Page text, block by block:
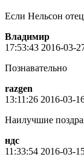
Если Нельсон
Владимир
17:53:43 2016-03-
Познавательно
razgen
13:11:26 2016-03-
Наилучшие
ндс
11:33:54 2016-03-